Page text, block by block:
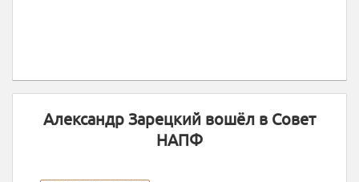
Александр Зарецкий вошёл в Совет
НАПФ